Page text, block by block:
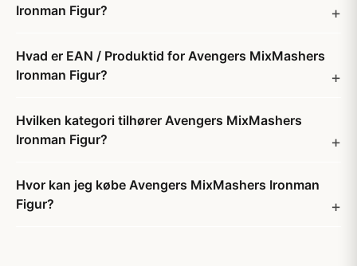
Ironman Figur?
Hvad er EAN / Produktid for Avengers MixMashers
Ironman Figur?
Hvilken kategori tilhører Avengers MixMashers
Ironman Figur?
Hvor kan jeg købe Avengers MixMashers Ironman
Figur?